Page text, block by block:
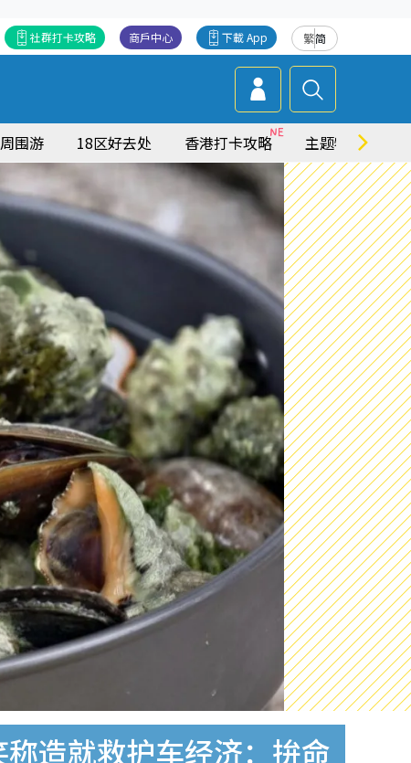
繁简
下載 App
商戶中心
社群打卡攻略
周围游 18区好去处 香港打卡攻略 主题特集
造就救护车经济：拚命